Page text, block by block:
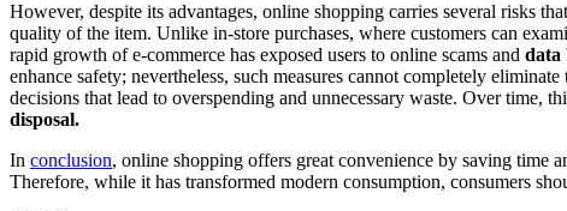
However, despite its advantages, online shopping carries several risks
quality of the item. Unlike in-store purchases, where customers can
rapid growth of e-commerce has exposed users to online scams and data
enhance safety; nevertheless, such measures cannot completely
decisions that lead to overspending and unnecessary waste. Over time,
disposal.
In conclusion, online shopping offers great convenience by saving time
Therefore, while it has transformed modern consumption, consumers